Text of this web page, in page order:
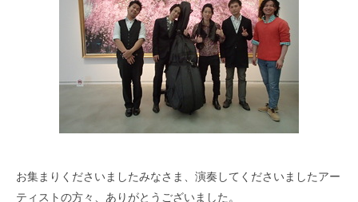
お集まりくださいましたみなさま、演奏してくださいましたアー
ティストの方々、ありがとうございました。